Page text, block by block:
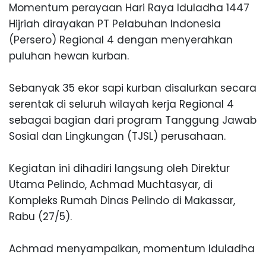
Momentum perayaan Hari Raya Iduladha 1447
Hijriah dirayakan PT Pelabuhan Indonesia
(Persero) Regional 4 dengan menyerahkan
puluhan hewan kurban.
Sebanyak 35 ekor sapi kurban disalurkan secara
serentak di seluruh wilayah kerja Regional 4
sebagai bagian dari program Tanggung Jawab
Sosial dan Lingkungan (TJSL) perusahaan.
Kegiatan ini dihadiri langsung oleh Direktur
Utama Pelindo, Achmad Muchtasyar, di
Kompleks Rumah Dinas Pelindo di Makassar,
Rabu (27/5).
Achmad menyampaikan, momentum Iduladha